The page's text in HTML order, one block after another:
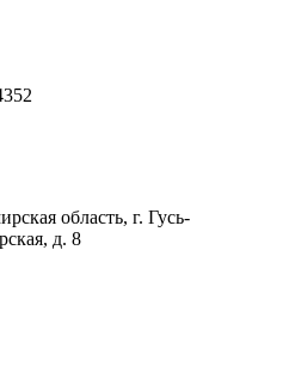
область, г. Гусь-
д. 8